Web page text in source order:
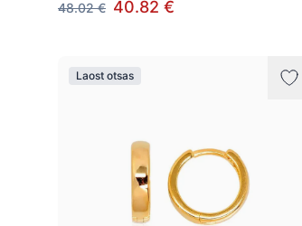
48.02 € 40.82 €
Laost otsas